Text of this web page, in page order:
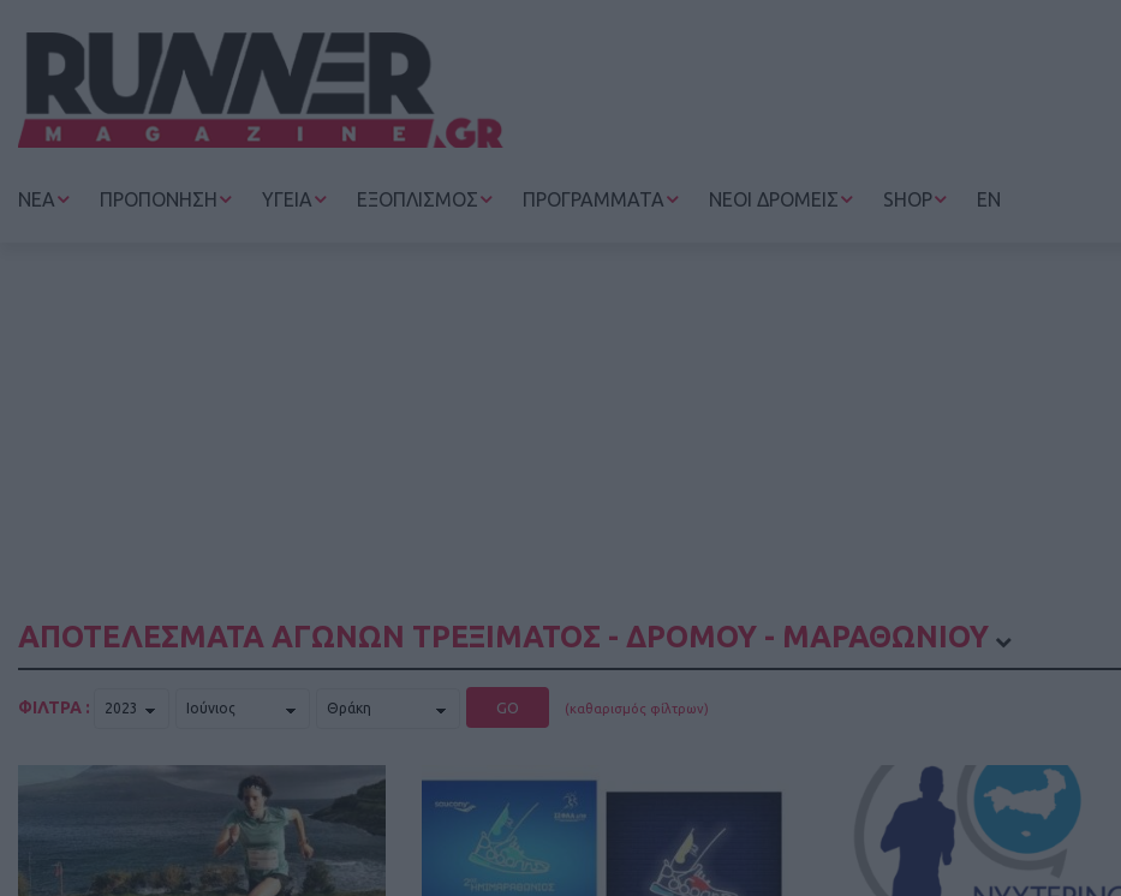
ΝΕΑ ΠΡΟΠΟΝΗΣΗ ΥΓΕΙΑ ΕΞΟΠΛΙΣΜΟΣ ΠΡΟΓΡΑΜΜΑΤΑ ΝΕΟΙ ΔΡΟΜΕΙΣ SHOP EN
ΑΠΟΤΕΛΕΣΜΑΤΑ ΑΓΩΝΩΝ ΤΡΕΞΙΜΑΤΟΣ - ΔΡΟΜΟΥ - ΜΑΡΑΘΩΝΙΟΥ
ΦΙΛΤΡΑ : GO (καθαρισμός φίλτρων)